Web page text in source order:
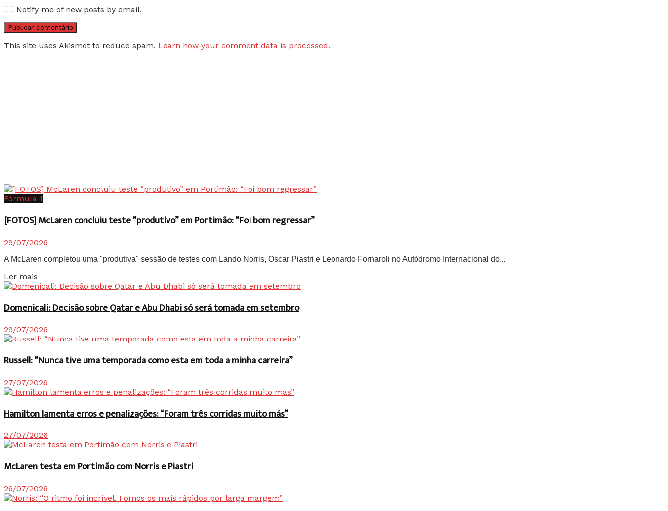
Notify me of new posts by email.
This site uses Akismet to reduce spam. Learn how your comment data is processed.
Fórmula 1
[FOTOS] McLaren concluiu teste “produtivo” em Portimão: “Foi bom regressar”
29/07/2026
A McLaren completou uma "produtiva" sessão de testes com Lando Norris, Oscar Piastri e Leonardo Fornaroli no Autódromo Internacional do...
Ler mais
Domenicali: Decisão sobre Qatar e Abu Dhabi só será tomada em setembro
29/07/2026
Russell: “Nunca tive uma temporada como esta em toda a minha carreira”
27/07/2026
Hamilton lamenta erros e penalizações: “Foram três corridas muito más”
27/07/2026
McLaren testa em Portimão com Norris e Piastri
26/07/2026